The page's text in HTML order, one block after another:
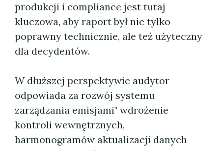
produkcji i compliance jest tutaj
kluczowa, aby raport był nie tylko
poprawny technicznie, ale też użyteczny
dla decydentów.
W dłuższej perspektywie audytor
odpowiada za rozwój systemu
zarządzania emisjami" wdrożenie
kontroli wewnętrznych,
harmonogramów aktualizacji danych